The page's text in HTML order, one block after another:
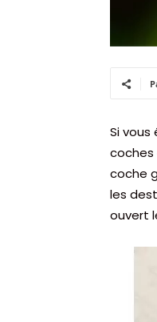
Si
coches
coche
les
ouvert